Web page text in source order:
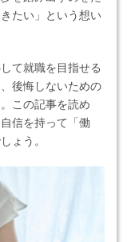
たい」という想い
て就職を目指せる
後悔しないための
この記事を読め
信を持って「働
ょう。